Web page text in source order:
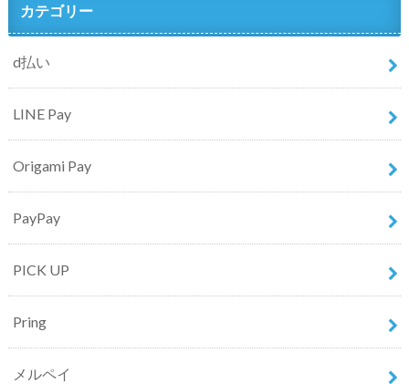
カテゴリー
d払い
LINE Pay
Origami Pay
PayPay
PICK UP
Pring
メルペイ